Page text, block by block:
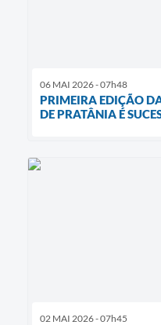
06 MAI 2026 - 07h48
PRIMEIRA EDIÇÃO
DE PRATÂNIA É
02 MAI 2026 - 07h45